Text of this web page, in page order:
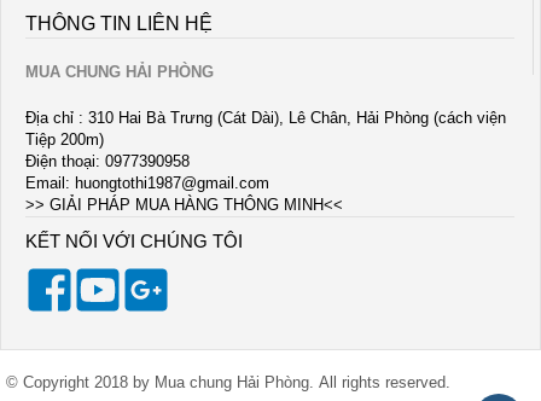
THÔNG TIN LIÊN HỆ
MUA CHUNG HẢI PHÒNG
Địa chỉ : 310 Hai Bà Trưng (Cát Dài), Lê Chân, Hải Phòng (cách viện
Tiệp 200m)
Điện thoại: 0977390958
Email: huongtothi1987@gmail.com
>> GIẢI PHÁP MUA HÀNG THÔNG MINH<<
KẾT NỐI VỚI CHÚNG TÔI
© Copyright 2018 by Mua chung Hải Phòng. All rights reserved.